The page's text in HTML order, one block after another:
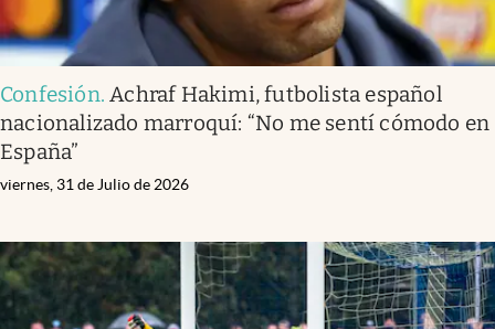
Confesión. Achraf Hakimi, futbolista español
nacionalizado marroquí: “No me sentí cómodo en
España”
viernes, 31 de Julio de 2026